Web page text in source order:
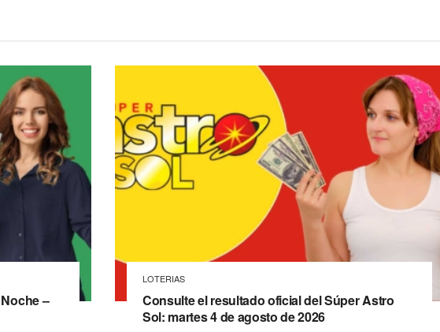
–
LOTERIAS
Consulte el resultado oficial del Súper Astro
Sol: martes 4 de agosto de 2026